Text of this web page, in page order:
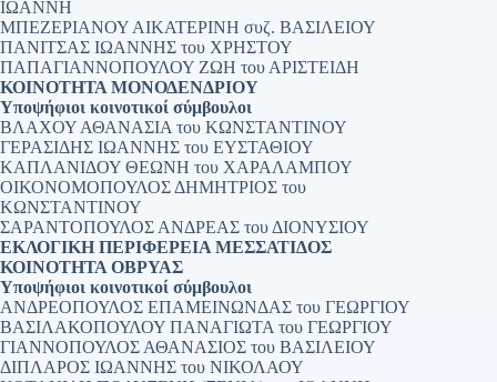
ΙΩΑΝΝΗ
ΜΠΕΖΕΡΙΑΝΟΥ ΑΙΚΑΤΕΡΙΝΗ συζ. ΒΑΣΙΛΕΙΟΥ
ΠΑΝΙΤΣΑΣ ΙΩΑΝΝΗΣ του ΧΡΗΣΤΟΥ
ΠΑΠΑΓΙΑΝΝΟΠΟΥΛΟΥ ΖΩΗ του ΑΡΙΣΤΕΙΔΗ
ΚΟΙΝΟΤΗΤΑ ΜΟΝΟΔΕΝΔΡΙΟΥ
Υποψήφιοι κοινοτικοί σύμβουλοι
ΒΛΑΧΟΥ ΑΘΑΝΑΣΙΑ του ΚΩΝΣΤΑΝΤΙΝΟΥ
ΓΕΡΑΣΙΔΗΣ ΙΩΑΝΝΗΣ του ΕΥΣΤΑΘΙΟΥ
ΚΑΠΛΑΝΙΔΟΥ ΘΕΩΝΗ του ΧΑΡΑΛΑΜΠΟΥ
ΟΙΚΟΝΟΜΟΠΟΥΛΟΣ ΔΗΜΗΤΡΙΟΣ του
ΚΩΝΣΤΑΝΤΙΝΟΥ
ΣΑΡΑΝΤΟΠΟΥΛΟΣ ΑΝΔΡΕΑΣ του ΔΙΟΝΥΣΙΟΥ
ΕΚΛΟΓΙΚΗ ΠΕΡΙΦΕΡΕΙΑ ΜΕΣΣΑΤΙΔΟΣ
ΚΟΙΝΟΤΗΤΑ ΟΒΡΥΑΣ
Υποψήφιοι κοινοτικοί σύμβουλοι
ΑΝΔΡΕΟΠΟΥΛΟΣ ΕΠΑΜΕΙΝΩΝΔΑΣ του ΓΕΩΡΓΙΟΥ
ΒΑΣΙΛΑΚΟΠΟΥΛΟΥ ΠΑΝΑΓΙΩΤΑ του ΓΕΩΡΓΙΟΥ
ΓΙΑΝΝΟΠΟΥΛΟΣ ΑΘΑΝΑΣΙΟΣ του ΒΑΣΙΛΕΙΟΥ
ΔΙΠΛΑΡΟΣ ΙΩΑΝΝΗΣ του ΝΙΚΟΛΑΟΥ